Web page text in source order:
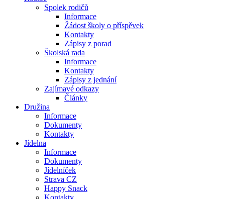
Spolek rodičů
Informace
Žádost školy o příspěvek
Kontakty
Zápisy z porad
Školská rada
Informace
Kontakty
Zápisy z jednání
Zajímavé odkazy
Články
Družina
Informace
Dokumenty
Kontakty
Jídelna
Informace
Dokumenty
Jídelníček
Strava CZ
Happy Snack
Kontakty